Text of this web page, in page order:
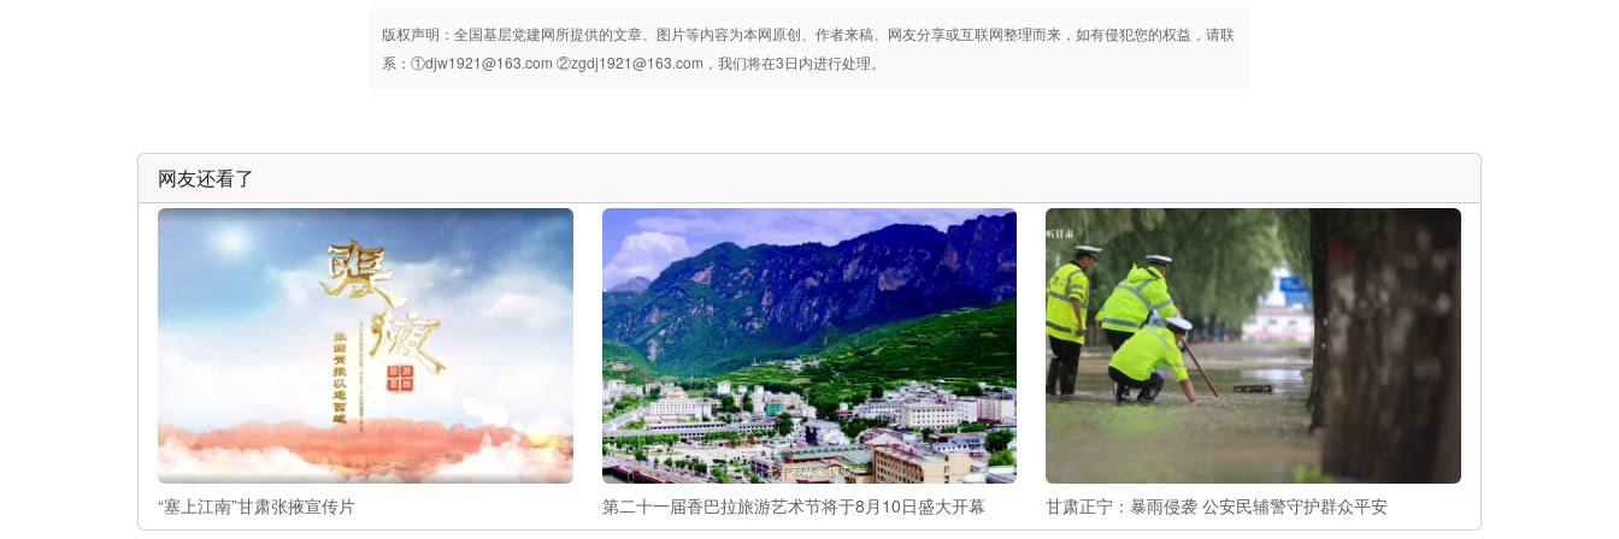
s
l
s
c
e
e
n
版权声明：全国基层党建网所提供的文章、图片等内容为本网原创、作者来稿、网友分享或互联网整理而来，如有侵犯您的权益，请联
系：①djw1921@163.com ②zgdj1921@163.com，我们将在3日内进行处理。
网友还看了
“塞上江南”甘肃张掖宣传片 第二十一届香巴拉旅游艺术节将于8月10日盛大开幕 甘肃正宁：暴雨侵袭 公安民辅警守护群众平安